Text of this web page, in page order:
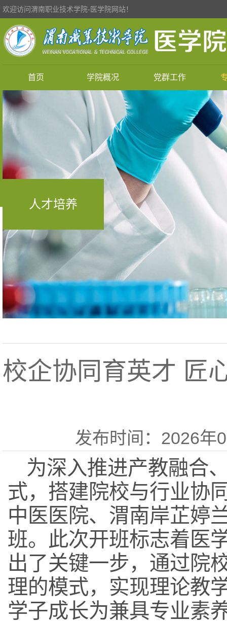
欢迎访问渭南职业技术学院-医学院网站！
首页 学院概况 党群工作
人才培养
校企协同育英才 匠
发布时间：2026年
为深入推进产教融合
式，搭建院校与行业协
中医医院、渭南岸芷婷
班。此次开班标志着医
出了关键一步，通过院
理的模式，实现理论教
学子成长为兼具专业素